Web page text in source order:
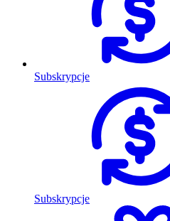
Subskrypcje
Subskrypcje